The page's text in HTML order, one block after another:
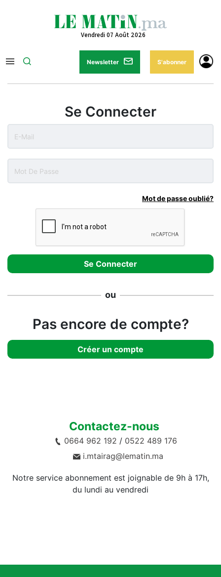
Vendredi 07 Août 2026
Newsletter S'abonner
Se Connecter
Mot de passe oublié?
ou
Pas encore de compte?
Créer un compte
Contactez-nous
0664 962 192 / 0522 489 176
i.mtairag@lematin.ma
Notre service abonnement est joignable de 9h à 17h,
du lundi au vendredi